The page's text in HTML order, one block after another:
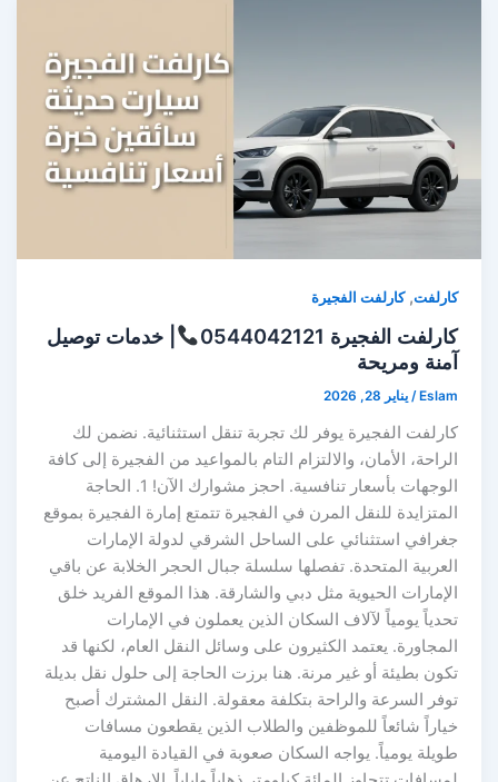
كارلفت,كارلفت الفجيرة
كارلفت الفجيرة 0544042121
| خدمات توصيل
آمنة ومريحة
Eslam
/يناير 28, 2026
كارلفت الفجيرة يوفر لك تجربة تنقل استثنائية. نضمن لك
الراحة، الأمان، والالتزام التام بالمواعيد من الفجيرة إلى كافة
الوجهات بأسعار تنافسية. احجز مشوارك الآن! 1. الحاجة
المتزايدة للنقل المرن في الفجيرة تتمتع إمارة الفجيرة بموقع
جغرافي استثنائي على الساحل الشرقي لدولة الإمارات
العربية المتحدة. تفصلها سلسلة جبال الحجر الخلابة عن باقي
الإمارات الحيوية مثل دبي والشارقة. هذا الموقع الفريد خلق
تحدياً يومياً لآلاف السكان الذين يعملون في الإمارات
المجاورة. يعتمد الكثيرون على وسائل النقل العام، لكنها قد
تكون بطيئة أو غير مرنة. هنا برزت الحاجة إلى حلول نقل بديلة
توفر السرعة والراحة بتكلفة معقولة. النقل المشترك أصبح
خياراً شائعاً للموظفين والطلاب الذين يقطعون مسافات
طويلة يومياً. يواجه السكان صعوبة في القيادة اليومية